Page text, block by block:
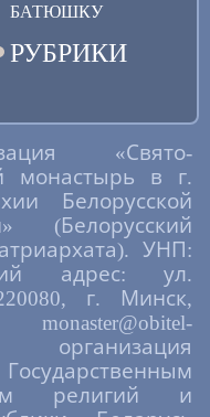
БАТЮШКУ
РУБРИКИ
«Свято-
монастырь в г.
Белорусской
(Белорусский
УНП:
адрес: ул.
г. Минск,
организация
религий и